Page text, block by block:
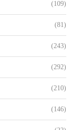
(109)
(81)
(243)
(292)
(210)
(146)